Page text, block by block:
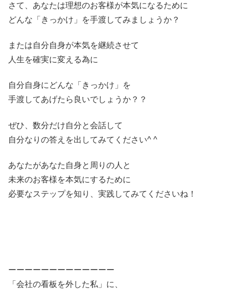
さて、あなたは理想のお客様が本気になるために
どんな「きっかけ」を手渡してみましょうか？
または自分自身が本気を継続させて
人生を確実に変える為に
自分自身にどんな「きっかけ」を
手渡してあげたら良いでしょうか？？
ぜひ、数分だけ自分と会話して
自分なりの答えを出してみてください^ ^
あなたがあなた自身と周りの人と
未来のお客様を本気にするために
必要なステップを知り、実践してみてくださいね！
ーーーーーーーーーーーーー
「会社の看板を外した私」に、